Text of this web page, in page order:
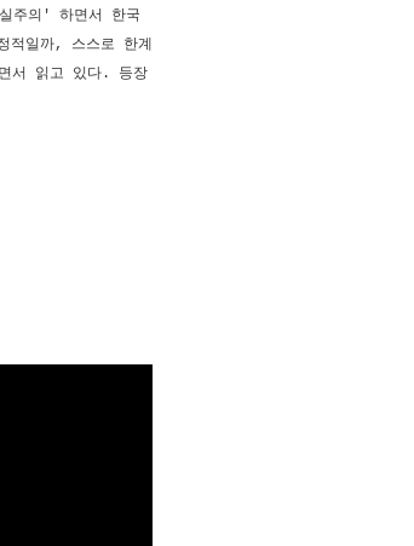
주의' 하면서 한국
적일까, 스스로 한계
서 읽고 있다. 등장